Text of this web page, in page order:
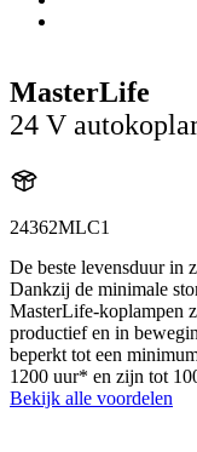
MasterLife
24 V
24362MLC1
De beste levensduur in
Dankzij de minimale
MasterLife-koplampen
productief en in
beperkt tot een
1200 uur* en zijn tot
Bekijk alle voordelen